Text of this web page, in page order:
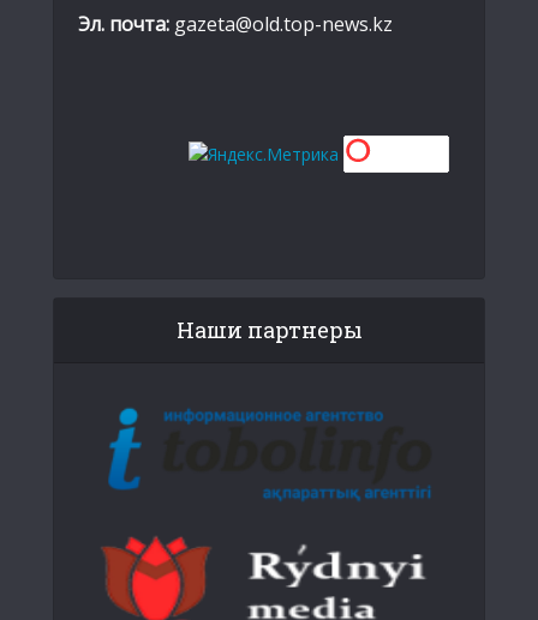
Эл. почта: gazeta@old.top-news.kz
Наши партнеры